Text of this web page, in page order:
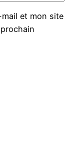
et mon site